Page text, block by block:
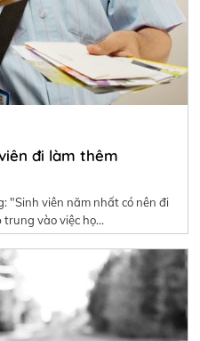
đi làm thêm
"Sinh viên năm nhất có nên đi
trung vào việc họ…